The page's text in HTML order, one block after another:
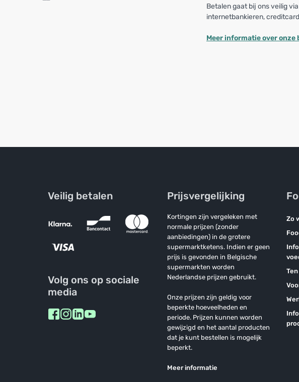
Betalen gaat bij ons veilig
internetbankieren,
Meer informatie over onze
Veilig betalen
Volg ons op sociale
media
Prijsvergelijking
Kortingen zijn vergeleken met
normale prijzen (zonder
aanbiedingen) in de grotere
supermarktketens. Indien er geen
prijs is gevonden in Belgische
supermarkten worden
Nederlandse prijzen gebruikt.
Onze prijzen zijn geldig voor
beperkte hoeveelheden en
periode. Prijzen kunnen worden
gewijzigd en het aantal producten
dat je kunt bestellen is mogelijk
beperkt.
Meer informatie
Zo